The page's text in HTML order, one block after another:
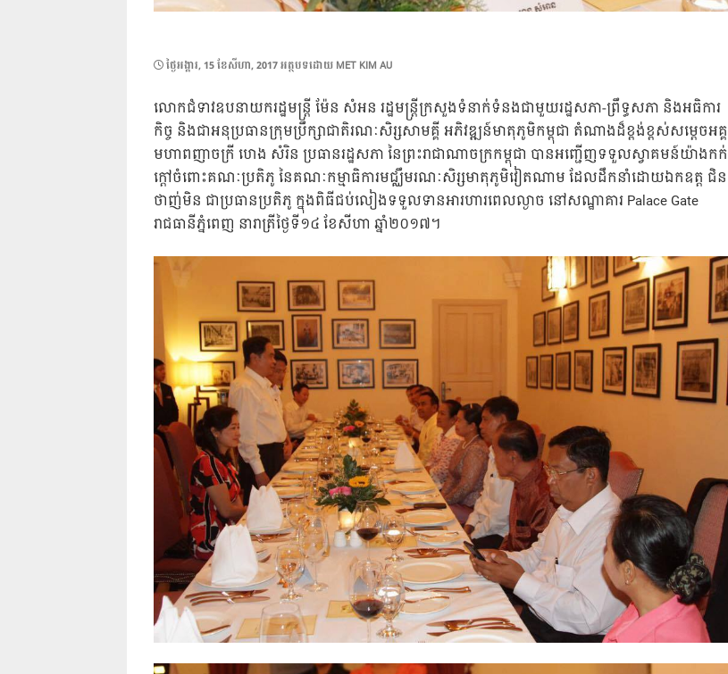
POSTED
ថ្ងៃ​អង្គារ, 15 ខែ​សីហា, 2017អត្ថបទដោយ MET KIM AU
លោកជំទាវឧបនាយករដ្ឋមន្ត្រី ម៉ែន សំអន រដ្ឋមន្រ្តីក្រសួងទំនាក់ទំនងជាមួយរដ្ឋសភា-ព្រឹទ្ធសភា និងអធិការ
កិច្ច និងជាអនុប្រធានក្រុមប្រឹក្សាជាតិរណៈសិរ្សសាមគ្គី អភិវឌ្ឍន៍មាតុភូមិកម្ពុជា តំណាងដ៏ខ្ពង់ខ្ពស់សម្តេចអគ្គ
មហាពញាចក្រី ហេង សំរិន ប្រធានរដ្ឋសភា នៃព្រះរាជាណាចក្រកម្ពុជា បានអញ្ជើញទទួលស្វាគមន៍យ៉ាងកក់
ក្តៅចំពោះគណៈប្រតិភូ នៃគណៈកម្មាធិការមជ្ឈឹមរណៈសិរ្សមាតុភូមិវៀតណាម ដែលដឹកនាំដោយឯកឧត្ត ជិន
ថាញ់មិន ជាប្រធានប្រតិភូ ក្នុងពិធីជប់លៀងទទួលទានអារហារពេលល្ងាច នៅសណ្ឋាគារ Palace Gate
រាជធានីភ្នំពេញ នារាត្រីថ្ងៃទី១៤ ខែសីហា ឆ្នាំ២០១៧។